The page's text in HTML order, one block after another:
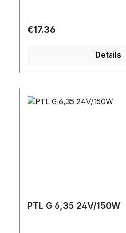
Leistung: 30
mmDurchmesser: 114
Regular price:
€17.36
Details
PTL G 6,35 24V/150W